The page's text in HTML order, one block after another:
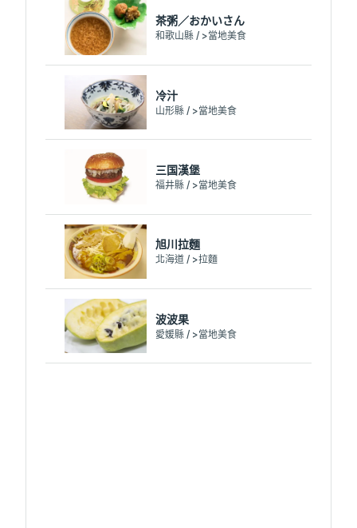
茶粥／おかいさん
和歌山縣 / >當地美食
冷汁
山形縣 / >當地美食
三国漢堡
福井縣 / >當地美食
旭川拉麵
北海道 / >拉麵
波波果
愛媛縣 / >當地美食